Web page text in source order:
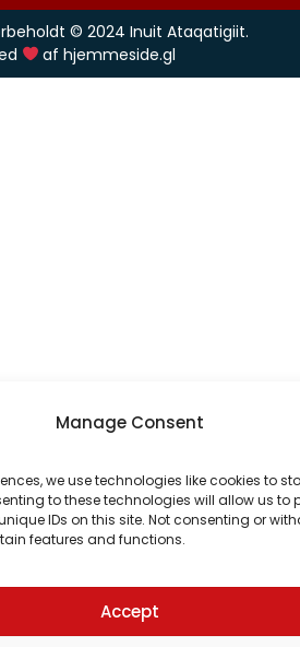
Manage Consent
we use technologies like cookies to
to these technologies will allow us to
IDs on this site. Not consenting or
features and functions.
Accept
© 2024 Inuit Ataqatigiit.
af hjemmeside.gl